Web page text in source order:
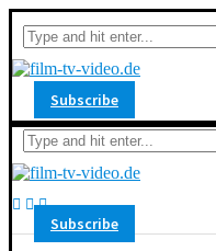
Subscribe
Subscribe